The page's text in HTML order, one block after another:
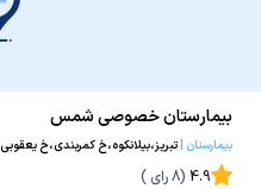
بیمارستان خصوصی شمس
بیمارستان |تبریز،بیلانکوه،خ کمربندی،خ یعقوبی
4.9
(
8رای )